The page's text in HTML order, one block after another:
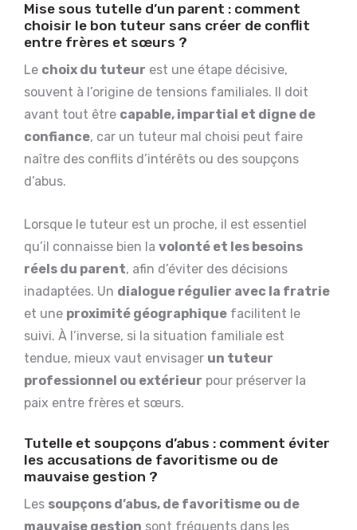
Mise sous tutelle d’un parent : comment
choisir le bon tuteur sans créer de conflit
entre frères et sœurs ?
Le choix du tuteur est une étape décisive,
souvent à l’origine de tensions familiales. Il doit
avant tout être capable, impartial et digne de
confiance, car un tuteur mal choisi peut faire
naître des conflits d’intérêts ou des soupçons
d’abus.
Lorsque le tuteur est un proche, il est essentiel
qu’il connaisse bien la volonté et les besoins
réels du parent, afin d’éviter des décisions
inadaptées. Un dialogue régulier avec la fratrie
et une proximité géographique facilitent le
suivi. À l’inverse, si la situation familiale est
tendue, mieux vaut envisager un tuteur
professionnel ou extérieur pour préserver la
paix entre frères et sœurs.
Tutelle et soupçons d’abus : comment éviter
les accusations de favoritisme ou de
mauvaise gestion ?
Les soupçons d’abus, de favoritisme ou de
mauvaise gestion sont fréquents dans les